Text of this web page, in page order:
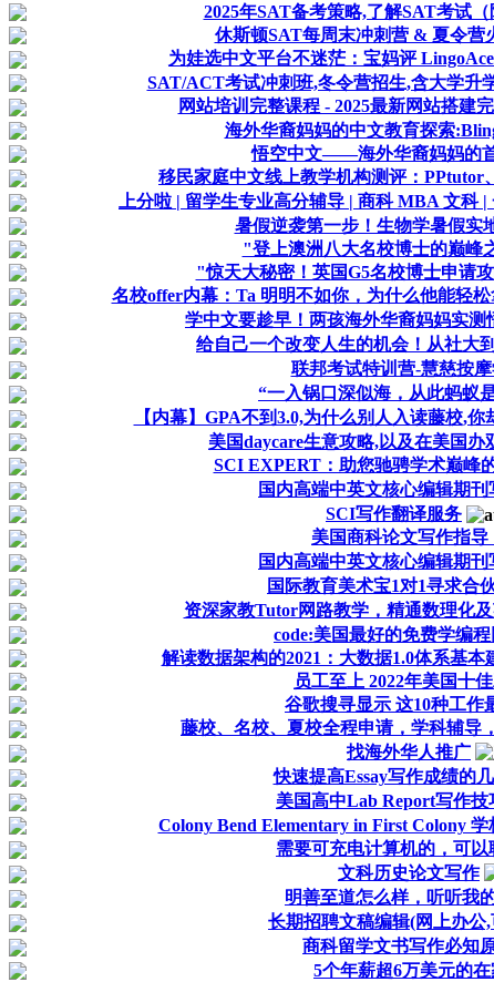
2025年SAT备考策略,了解SAT考试
休斯顿SAT每周末冲刺营 & 夏令营
为娃选中文平台不迷茫：宝妈评
SAT/ACT考试冲刺班,冬令营招生,含大学升
网站培训完整课程 - 2025最新网站搭建
海外华裔妈妈的中文教育探索
悟空中文——海外华裔妈妈的
移民家庭中文线上教学机构测评：PPtutor
上分啦 | 留学生专业高分辅导 | 商科 MBA 文科 |
暑假逆袭第一步！生物学暑假实
"登上澳洲八大名校博士的巅峰
"惊天大秘密！英国G5名校博士申请
名校offer内幕：Ta 明明不如你，为什么他能轻
学中文要趁早！两孩海外华裔妈妈实
给自己一个改变人生的机会！从社大
联邦考试特训营-慧慈按
“一入锅口深似海，从此蚂蚁
【内幕】GPA不到3.0,为什么别人入读藤校,
美国daycare生意攻略,以及在美国
SCI EXPERT：助您驰骋学术巅峰
国内高端中英文核心编辑期刊
SCI写作翻译服务
美国商科论文写作指导
国内高端中英文核心编辑期刊
国际教育美术宝1对1寻求合
资深家教Tutor网路教学，精通数理化
code:美国最好的免费学编
解读数据架构的2021：大数据1.0体系基本
员工至上 2022年美国十
谷歌搜寻显示 这10种工作
藤校、名校、夏校全程申请，学科辅导
找海外华人推广
快速提高Essay写作成绩的
美国高中Lab Report写作技
Colony Bend Elementary in First Colony
需要可充电计算机的，可以
文科历史论文写作
明善至道怎么样，听听我
长期招聘文稿编辑(网上办公
商科留学文书写作必知
5个年薪超6万美元的